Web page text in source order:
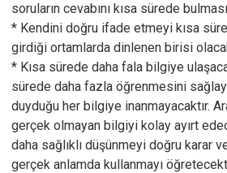
soruların cevabını kısa sürede
* Kendini doğru ifade etmeyi kısa
girdiği ortamlarda dinlenen birisi
* Kısa sürede daha fala bilgiye
sürede daha fazla öğrenmesini
duyduğu her bilgiye inanmayacaktır.
gerçek olmayan bilgiyi kolay ayırt
daha sağlıklı düşünmeyi doğru karar
gerçek anlamda kullanmayı